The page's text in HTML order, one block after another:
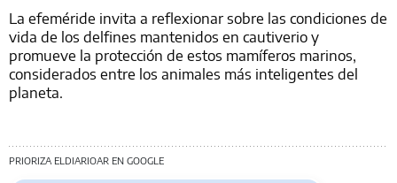
La efeméride invita a reflexionar sobre las condiciones de
vida de los delfines mantenidos en cautiverio y
promueve la protección de estos mamíferos marinos,
considerados entre los animales más inteligentes del
planeta.
PRIORIZA ELDIARIOAR EN GOOGLE